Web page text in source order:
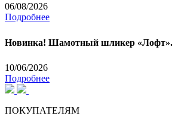
06/08/2026
Подробнее
Новинка! Шамотный шликер «Лофт».
10/06/2026
Подробнее
ПОКУПАТЕЛЯМ